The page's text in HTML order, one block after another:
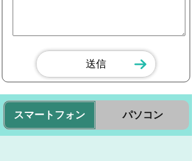
スマートフォン パソコン